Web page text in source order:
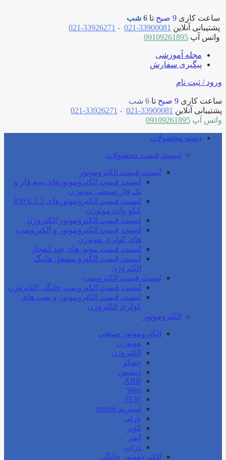
ساعت کاری 9 صبح تا 6 شب
پشتیبانی آنلاین 33900081-021
-
33926271-021
واتس آپ 09109261895
مجله آموزشی
پیگیری سفارش
ورود / ثبت نام
ساعت کاری 9 صبح تا 6 شب
پشتیبانی آنلاین 33900081-021
-
33926271-021
واتس آپ 09109261895
دسته محصولات
لیست قیمت محصولات
لیست قیمت الکتروموتور
لیست قیمت الکتروموتورهای سه فاز و
تک فاز صنعتی موتوژن
لیست قیمت الکتروموتورهای 2.2 تا 400
کیلو وات موتوژن
لیست قیمت الکتروموتور الکتروژن
لیست قیمت الکتروموتور و الکتروپمپ
های کولری موتوژن
لیست قیمت موتورهای ضد انفجار
لیست قیمت الکترو مشعل هانیگ
الکتروژن
لیست قیمت الکتروپمپ
لیست قیمت الکتروپمپ خانگی الکتروژن
لیست قیمت الکتروموتور و پمپ های
کولری الکتروژن
الکتروموتور
الکتروموتور صنعتی
موتوژن
الکتروژن
جمکو
زیمنس
ABB
Weg
SEW
استریم stream
بارلی
کوپر
ایمر
دراپ
الکتروموتور خانگی